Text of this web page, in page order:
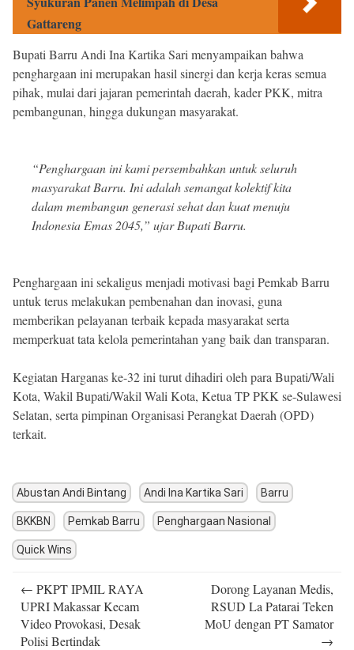
Gattareng
Bupati Barru Andi Ina Kartika Sari menyampaikan bahwa
penghargaan ini merupakan hasil sinergi dan kerja keras semua
pihak, mulai dari jajaran pemerintah daerah, kader PKK, mitra
pembangunan, hingga dukungan masyarakat.
“Penghargaan ini kami persembahkan untuk seluruh
masyarakat Barru. Ini adalah semangat kolektif kita
dalam membangun generasi sehat dan kuat menuju
Indonesia Emas 2045,” ujar Bupati Barru.
Penghargaan ini sekaligus menjadi motivasi bagi Pemkab Barru
untuk terus melakukan pembenahan dan inovasi, guna
memberikan pelayanan terbaik kepada masyarakat serta
memperkuat tata kelola pemerintahan yang baik dan transparan.
Kegiatan Harganas ke-32 ini turut dihadiri oleh para Bupati/Wali
Kota, Wakil Bupati/Wakil Wali Kota, Ketua TP PKK se-Sulawesi
Selatan, serta pimpinan Organisasi Perangkat Daerah (OPD)
terkait.
Abustan Andi Bintang Andi Ina Kartika Sari Barru
BKKBN Pemkab Barru Penghargaan Nasional
Quick Wins
navigation
← PKPT IPMIL RAYA
UPRI Makassar Kecam
Video Provokasi, Desak
Polisi Bertindak
Dorong Layanan Medis,
RSUD La Patarai Teken
MoU dengan PT Samator
→